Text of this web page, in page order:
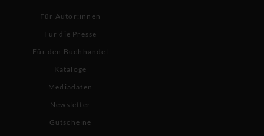
Für Autor:innen
Für die Presse
Für den Buchhandel
Kataloge
Mediadaten
Newsletter
Gutscheine